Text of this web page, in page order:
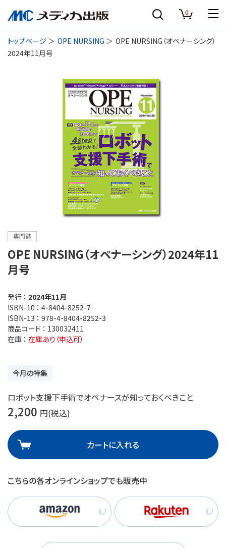
0
トップページ OPE NURSING
OPE NURSING（オペナーシング）
2024年11月号
専門誌
OPE NURSING（オペナーシング）2024年11
月号
発行 ： 2024年11月
ISBN-10 ： 4-8404-8252-7
ISBN-13 ： 978-4-8404-8252-3
商品コード ： 130032411
在庫 ： 在庫あり（申込可）
今月の特集
ロボット支援下手術でオペナースが知っておくべきこと
2,200 円(税込)
カートに入れる
こちらの各オンラインショップでも販売中